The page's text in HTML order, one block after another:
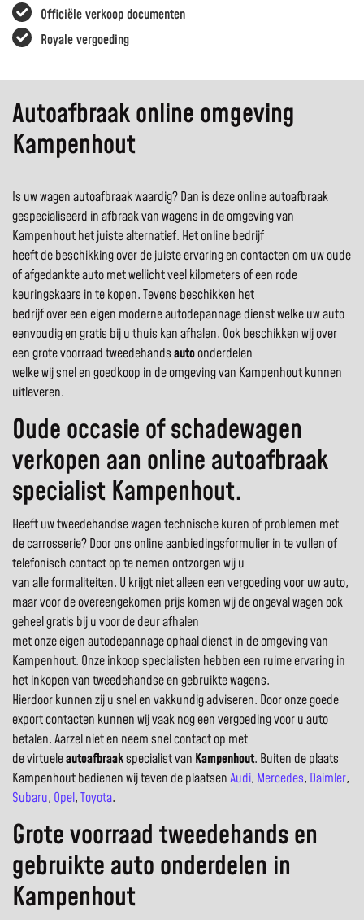
Officiële verkoop documenten
Royale vergoeding
Autoafbraak online omgeving
Kampenhout
Is uw wagen autoafbraak waardig? Dan is deze online autoafbraak
gespecialiseerd in afbraak van wagens in de omgeving van
Kampenhout het juiste alternatief. Het online bedrijf
heeft de beschikking over de juiste ervaring en contacten om uw oude
of afgedankte auto met wellicht veel kilometers of een rode
keuringskaars in te kopen. Tevens beschikken het
bedrijf over een eigen moderne autodepannage dienst welke uw auto
eenvoudig en gratis bij u thuis kan afhalen. Ook beschikken wij over
een grote voorraad tweedehandsautoonderdelen
welke wij snel en goedkoop in de omgeving van Kampenhout kunnen
uitleveren.
Oude occasie of schadewagen
verkopen aan online autoafbraak
specialist Kampenhout.
Heeft uw tweedehandse wagen technische kuren of problemen met
de carrosserie? Door ons online aanbiedingsformulier in te vullen of
telefonisch contact op te nemen ontzorgen wij u
van alle formaliteiten. U krijgt niet alleen een vergoeding voor uw auto,
maar voor de overeengekomen prijs komen wij de ongeval wagen ook
geheel gratis bij u voor de deur afhalen
met onze eigen autodepannage ophaal dienst in de omgeving van
Kampenhout. Onze inkoop specialisten hebben een ruime ervaring in
het inkopen van tweedehandse en gebruikte wagens.
Hierdoor kunnen zij u snel en vakkundig adviseren. Door onze goede
export contacten kunnen wij vaak nog een vergoeding voor u auto
betalen. Aarzel niet en neem snel contact op met
de virtueleautoafbraakspecialist van Kampenhout. Buiten de plaats
Kampenhout bedienen wij teven de plaatsenAudi, Mercedes, Daimler,
Subaru, Opel,Toyota.
Grote voorraad tweedehands en
gebruikte auto onderdelen in
Kampenhout